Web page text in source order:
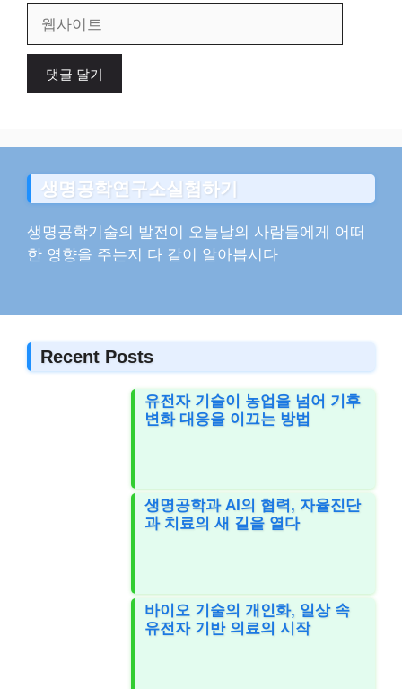
일
이
생명공학연구소실험하기
생명공학기술의 발전이 오늘날의 사람들에게 어떠
한 영향을 주는지 다 같이 알아봅시다
Recent Posts
유전자 기술이 농업을 넘어 기후
변화 대응을 이끄는 방법
생명공학과 AI의 협력, 자율진단
과 치료의 새 길을 열다
바이오 기술의 개인화, 일상 속
유전자 기반 의료의 시작